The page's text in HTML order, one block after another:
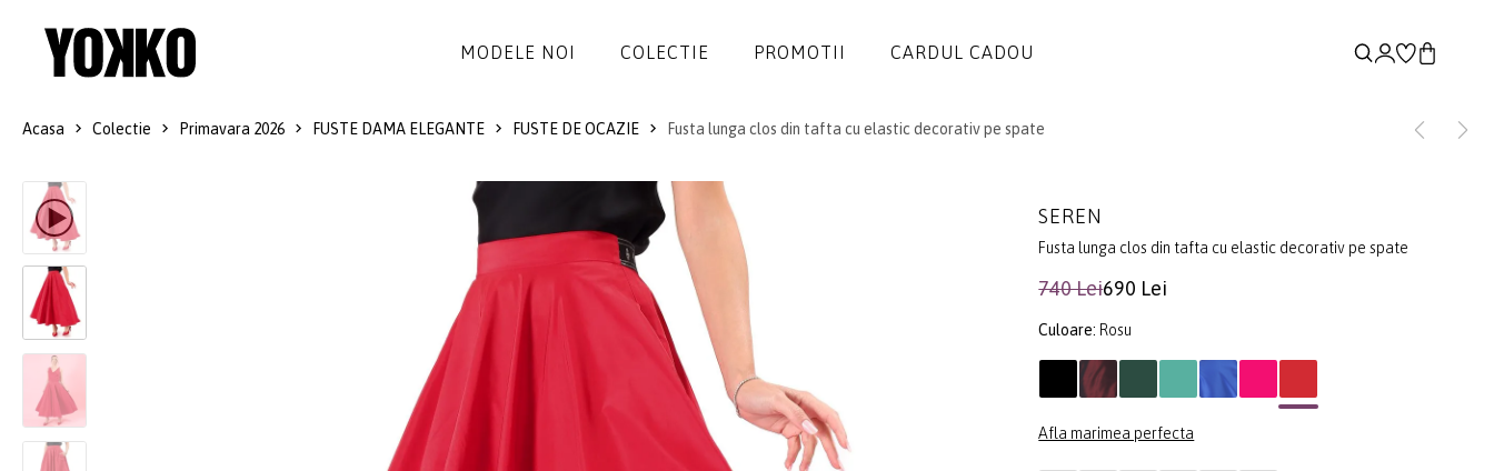
MODELE NOI COLECTIE
LITTLE BLACK DRESS
ROCHII LUNGI
ROCHII DE DANTELA
COSTUME DAMA
IDEI DE CADOURI
SACOURI
PROMOTII
PANTALONI
BLUZE
ACCESORII
CARDUL CADOU
Acasa Colectie Primavara 2026 FUSTE DAMA ELEGANTE FUSTE DE OCAZIE Fusta lunga clos din tafta cu elastic decorativ pe spate
SEREN
Fusta lunga clos din tafta cu elastic decorativ pe spate
740 Lei690 Lei
Culoare: Rosu
Afla marimea perfecta